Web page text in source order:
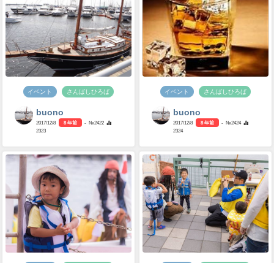
イベント さんばしひろば
buono
2017/12/8 8 年前
- №2422
2323
イベント さんばしひろば
buono
2017/12/8 8 年前
- №2424
2324